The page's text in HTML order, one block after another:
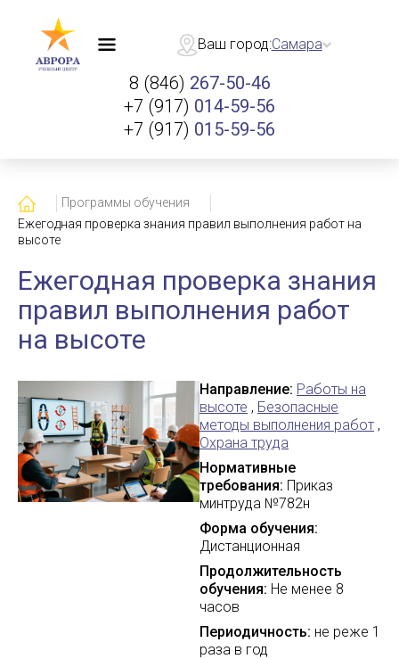
Ваш город:Самара
8 (846) 267-50-46
+7 (917) 014-59-56
+7 (917) 015-59-56
ГлавнаяПрограммы обучения
Ежегодная проверка знания правил выполнения работ на
высоте
Ежегодная проверка знания
правил выполнения работ
на высоте
Направление: Работы на
высоте , Безопасные
методы выполнения работ ,
Охрана труда
Нормативные
требования: Приказ
минтруда №782н
Форма обучения:
Дистанционная
Продолжительность
обучения: Не менее 8
часов
Периодичность: не реже 1
раза в год